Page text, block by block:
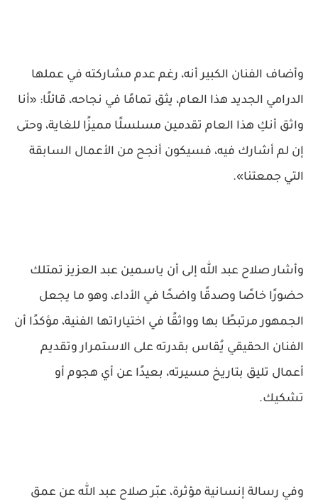
وأضاف الفنان الكبير أنه، رغم عدم مشاركته في عملها
الدرامي الجديد هذا العام، يثق تمامًا في نجاحه، قائلًا: «أنا
واثق أنكِ هذا العام تقدمين مسلسلًا مميزًا للغاية، وحتى
إن لم أشارك فيه، فسيكون أنجح من الأعمال السابقة
التي جمعتنا».
وأشار صلاح عبد الله إلى أن ياسمين عبد العزيز تمتلك
حضورًا خاصًا وصدقًا واضحًا في الأداء، وهو ما يجعل
الجمهور مرتبطًا بها وواثقًا في اختياراتها الفنية، مؤكدًا أن
الفنان الحقيقي يُقاس بقدرته على الاستمرار وتقديم
أعمال تليق بتاريخ مسيرته، بعيدًا عن أي هجوم أو
تشكيك.
وفي رسالة إنسانية مؤثرة، عبّر صلاح عبد الله عن عمق